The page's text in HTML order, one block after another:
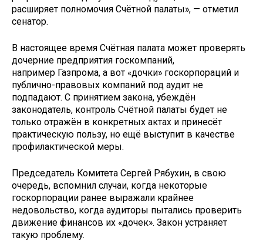
расширяет полномочия Счётной палаты», — отметил
сенатор.
В настоящее время Счётная палата может проверять
дочерние предприятия госкомпаний,
например Газпрома, а вот «дочки» госкорпораций и
публично-правовых компаний под аудит не
подпадают. С принятием закона, убеждён
законодатель, контроль Счётной палаты будет не
только отражён в конкретных актах и принесёт
практическую пользу, но ещё выступит в качестве
профилактической меры.
Председатель Комитета Сергей Рябухин, в свою
очередь, вспомнил случаи, когда некоторые
госкорпорации ранее выражали крайнее
недовольство, когда аудиторы пытались проверить
движение финансов их «дочек». Закон устраняет
такую проблему.